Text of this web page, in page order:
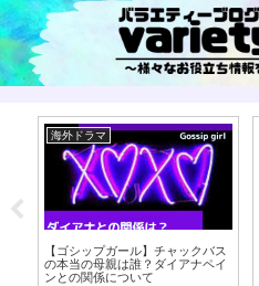
海外ドラマ
【ゴシップガール】チャックバス
の本当の母親は誰？ダイアナペイ
ンとの関係について